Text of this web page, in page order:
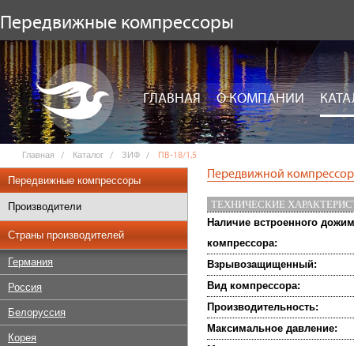
Передвижные компрессоры
ГЛАВНАЯ О КОМПАНИИ
Главная Каталог ЗИФ ПВ-18/1,5
Передвижные компрессоры
Производители
Страны производителей
Германия
Россия
Белоруссия
Корея
Передвижной
ТЕХНИЧЕСКИЕ
Наличие встроенного
компрессора:
Взрывозащищенный:
Вид компрессора:
Производительность:
Максимальное давление: